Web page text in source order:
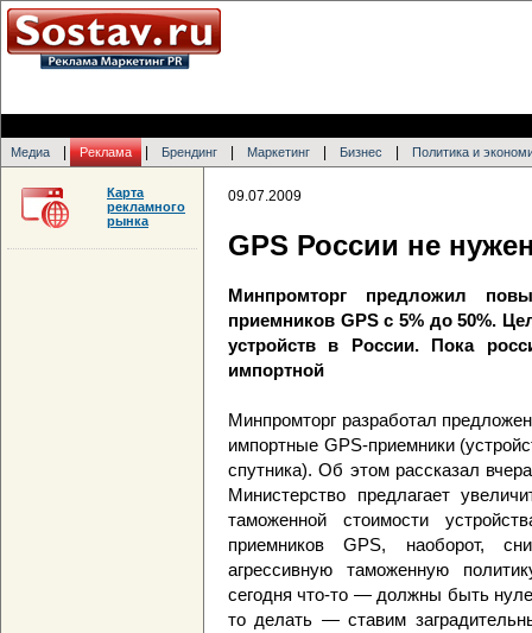
Медиа Реклама Брендинг Маркетинг Бизнес Политика и
09.07.2009
GPS России не
Минпромторг предложил
приемников GPS с 5% до 50%.
устройств в России. Пока
импортной
Минпромторг разработал
импортные GPS-приемники
спутника). Об этом рассказал
Министерство предлагает
таможенной стоимости
приемников GPS, наоборот,
агрессивную таможенную
сегодня что-то — должны быть
то делать — ставим
Карта
рекламного
рынка